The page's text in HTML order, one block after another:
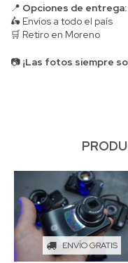
📍 Opciones de entrega:
🛵 Envíos a todo el país
🛒 Retiro en Moreno
📷 ¡Las fotos siempre
ENVÍO GRATIS